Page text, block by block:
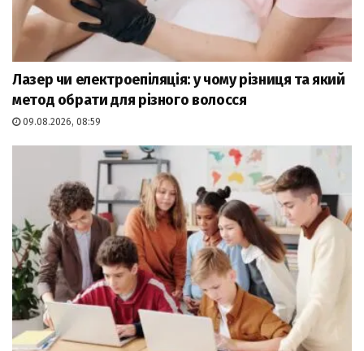
Лазер чи електроепіляція: у чому різниця та який
метод обрати для різного волосся
09.08.2026, 08:59